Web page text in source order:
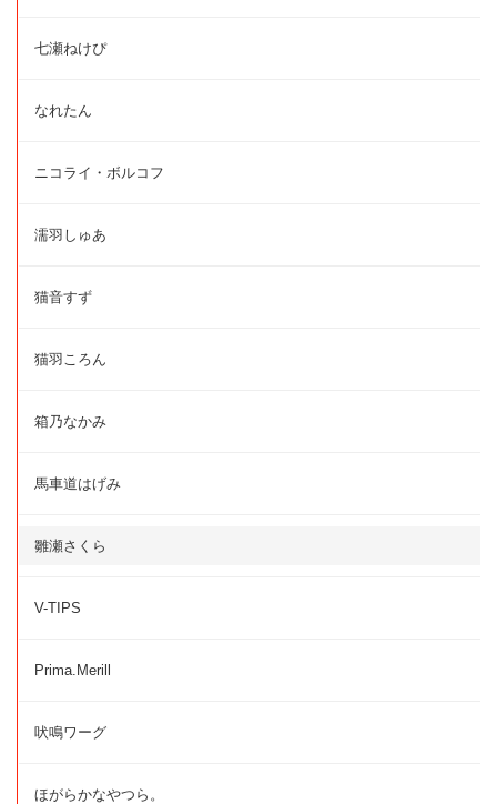
七瀬ねけぴ
なれたん
ニコライ・ボルコフ
濡羽しゅあ
猫音すず
猫羽ころん
箱乃なかみ
馬車道はげみ
雛瀬さくら
V-TIPS
Prima.Merill
吠鳴ワーグ
ほがらかなやつら。